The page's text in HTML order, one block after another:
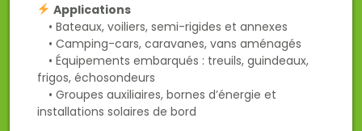
Applications
• Bateaux, voiliers, semi-rigides et annexes
• Camping-cars, caravanes, vans aménagés
• Équipements embarqués : treuils, guindeaux,
frigos, échosondeurs
• Groupes auxiliaires, bornes d’énergie et
installations solaires de bord